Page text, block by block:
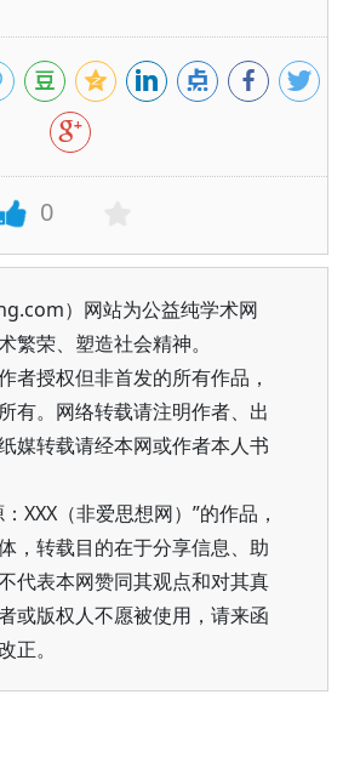
0
）网站为公益纯学术网
繁荣、塑造社会精神。
者授权但非首发的所有作品，
有。网络转载请注明作者、出
媒转载请经本网或作者本人书
XXX（非爱思想网）”的作品，
，转载目的在于分享信息、助
代表本网赞同其观点和对其真
或版权人不愿被使用，请来函
正。